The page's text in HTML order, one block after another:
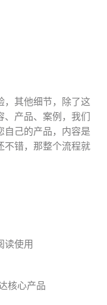
，其他细节，除了这
产品、案例，我们
自己的产品，内容是
不错，那整个流程就
读使用
核心产品